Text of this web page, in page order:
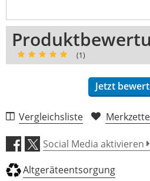
(1)
Jetzt
Preis/Leistung
Vergleichsliste
Social Media aktivieren
Altgeräteentsorgung